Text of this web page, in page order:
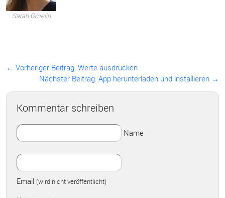
Sarah Gmelin
← Vorheriger Beitrag: Werte ausdrucken
Nächster Beitrag: App herunterladen und installieren →
Kommentar schreiben
Name
Email (wird nicht veröffentlicht)